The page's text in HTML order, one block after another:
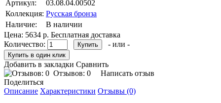
Артикул:
03.08.04.00502
Коллекция: Русская бронза
Наличие:
В наличии
Цена: 5634 р. Бесплатная доставка
Количество:
- или -
Добавить в закладки Сравнить
Отзывов: 0
Написать отзыв
Поделиться
Описание Характеристики Отзывы (0)